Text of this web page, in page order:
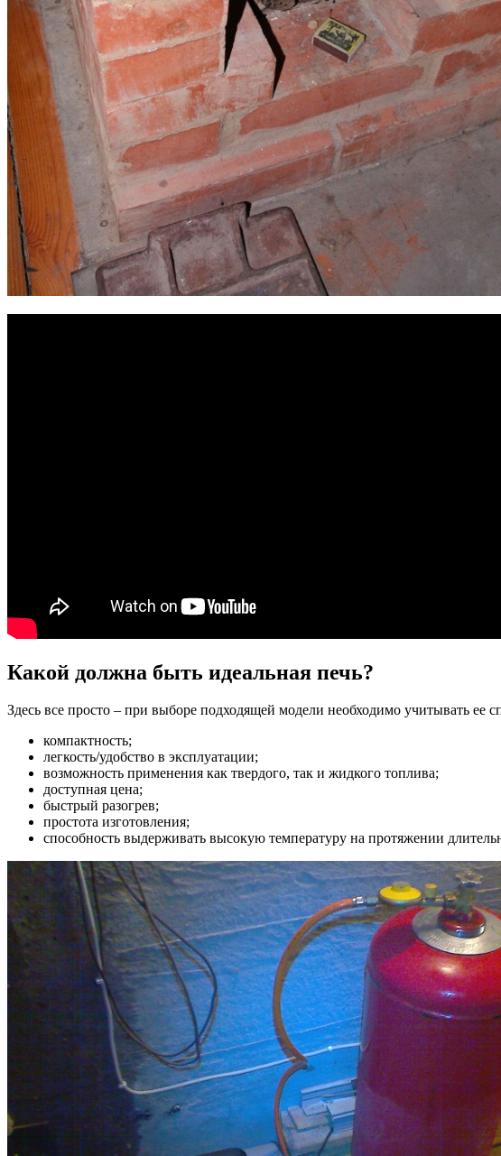
Какой должна быть идеальная печь?
Здесь все просто – при выборе подходящей модели необходимо учитывать ее
компактность;
легкость/удобство в эксплуатации;
возможность применения как твердого, так и жидкого топлива;
доступная цена;
быстрый разогрев;
простота изготовления;
способность выдерживать высокую температуру на протяжении